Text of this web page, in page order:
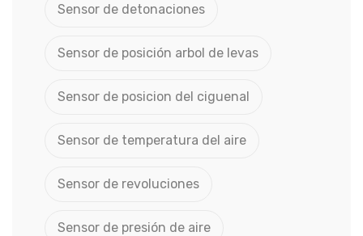
Sensor de detonaciones
Sensor de posición arbol de levas
Sensor de posicion del ciguenal
Sensor de temperatura del aire
Sensor de revoluciones
Sensor de presión de aire